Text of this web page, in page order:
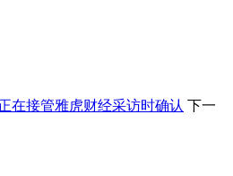
在接管雅虎财经采访时确认 下一